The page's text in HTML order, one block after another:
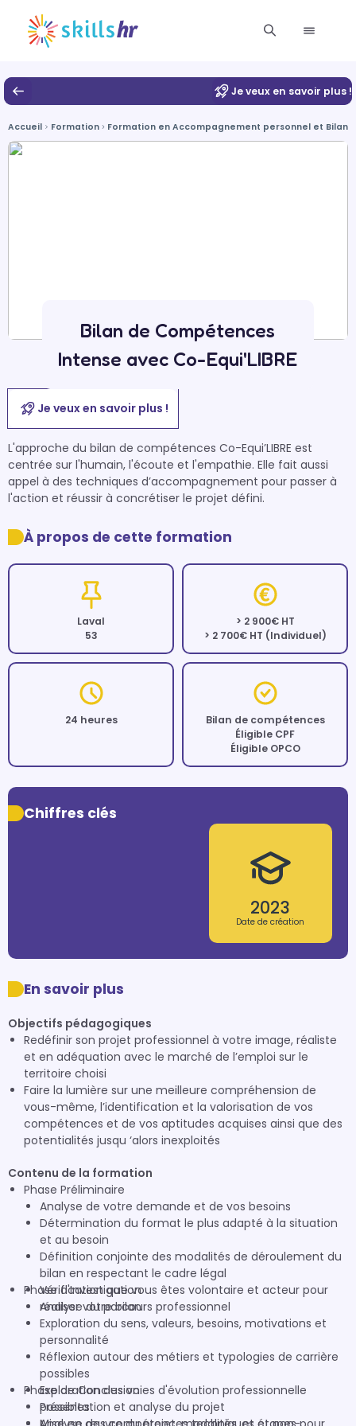
Je veux en savoir plus !
Accueil Formation Formation en Accompagnement personnel et Bilan
Bilan de Compétences
Intense avec Co-Equi'LIBRE
Je veux en savoir plus !
L'approche du bilan de compétences Co-Equi’LIBRE est
centrée sur l'humain, l'écoute et l'empathie. Elle fait aussi
appel à des techniques d’accompagnement pour passer à
l'action et réussir à concrétiser le projet défini.
À propos de cette formation
Laval
53
> 2 900€ HT
> 2 700€ HT (Individuel)
24 heures
Bilan de compétences
Éligible CPF
Éligible OPCO
Chiffres clés
2023
Date de création
En savoir plus
Objectifs pédagogiques
Redéfinir son projet professionnel à votre image, réaliste
et en adéquation avec le marché de l’emploi sur le
territoire choisi
Faire la lumière sur une meilleure compréhension de
vous-même, l’identification et la valorisation de vos
compétences et de vos aptitudes acquises ainsi que des
potentialités jusqu ‘alors inexploités
Contenu de la formation
Phase Préliminaire
Analyse de votre demande et de vos besoins
Détermination du format le plus adapté à la situation
et au besoin
Définition conjointe des modalités de déroulement du
bilan en respectant le cadre légal
Vérification que vous êtes volontaire et acteur pour
réaliser votre bilan
Phase d'Investigation
Analyse du parcours professionnel
Exploration du sens, valeurs, besoins, motivations et
personnalité
Réflexion autour des métiers et typologies de carrière
possibles
Exploration des voies d'évolution professionnelle
possibles
Phase de Conclusion
Présentation et analyse du projet